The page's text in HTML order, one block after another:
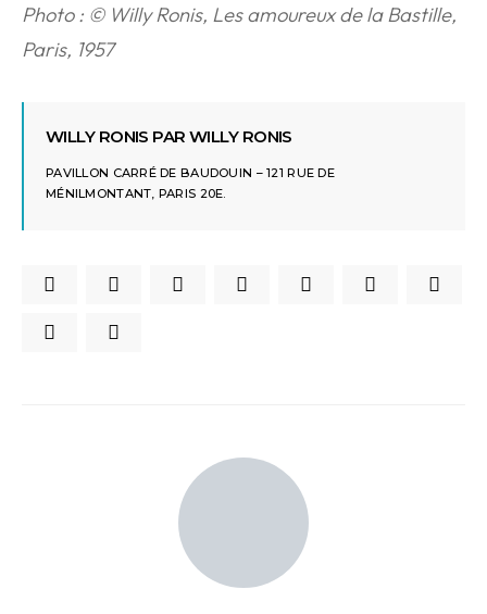
Photo : © Willy Ronis, Les amoureux de la Bastille,
Paris, 1957
WILLY RONIS PAR WILLY RONIS
PAVILLON CARRÉ DE BAUDOUIN – 121 RUE DE
MÉNILMONTANT, PARIS 20E.